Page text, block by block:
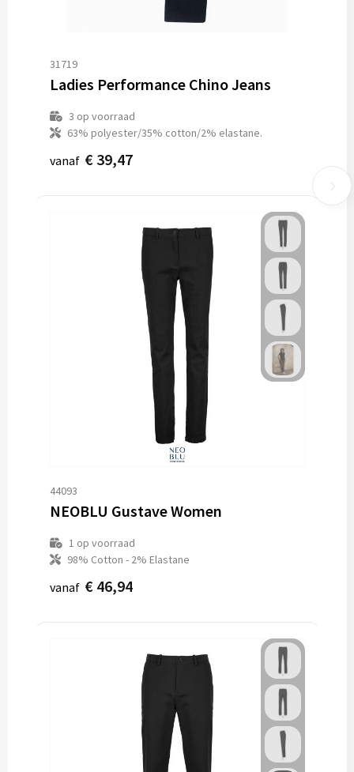
31719
Ladies Performance Chino Jeans
3 op voorraad
63% polyester/35% cotton/2% elastane.
vanaf € 39,47
44093
NEOBLU Gustave Women
1 op voorraad
98% Cotton - 2% Elastane
vanaf € 46,94